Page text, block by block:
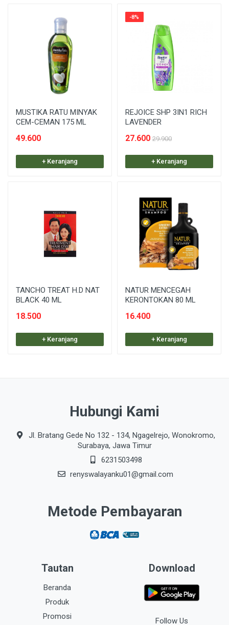
MUSTIKA RATU MINYAK
CEM-CEMAN 175 ML
49.600
+ Keranjang
-8%
REJOICE SHP 3IN1 RICH
LAVENDER
27.600 29.900
+ Keranjang
TANCHO TREAT H.D NAT
BLACK 40 ML
18.500
+ Keranjang
NATUR MENCEGAH
KERONTOKAN 80 ML
16.400
+ Keranjang
Hubungi Kami
Jl. Bratang Gede No 132 - 134, Ngagelrejo, Wonokromo,
Surabaya, Jawa Timur
6231503498
renyswalayanku01@gmail.com
Metode Pembayaran
Tautan
Beranda
Produk
Promosi
Download
Follow Us